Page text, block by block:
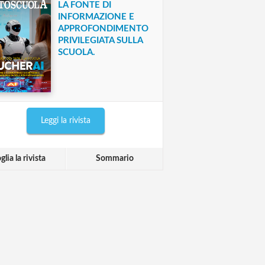
LA FONTE DI
INFORMAZIONE E
APPROFONDIMENTO
PRIVILEGIATA SULLA
SCUOLA.
Leggi la rivista
la rivista Sommario